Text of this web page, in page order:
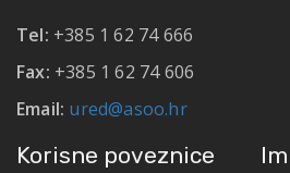
Tel: +385 1 62 74 666
Fax: +385 1 62 74 606
Email: ured@asoo.hr
Korisne poveznice